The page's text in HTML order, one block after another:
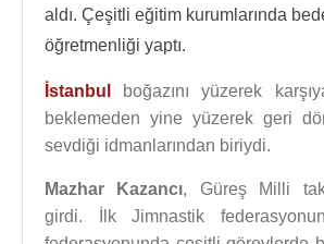
aldı. Çeşitli eğitim kurumlarında
öğretmenliği yaptı.
İstanbul
boğazını yüzerek
beklemeden yine yüzerek geri
sevdiği idmanlarından biriydi.
Mazhar Kazancı, Güreş Milli
girdi. İlk Jimnastik